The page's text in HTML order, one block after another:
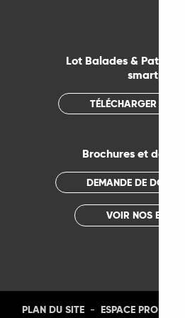
Lot Balades &
smartphone
TÉLÉCHARGER
Brochures et
DEMANDE DE
VOIR NOS
PLAN DU SITE - ESPACE PRO